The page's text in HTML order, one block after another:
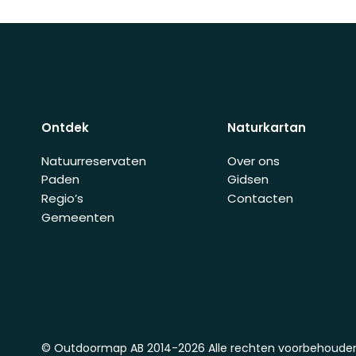
Ontdek
Natuurreservaten
Paden
Regio’s
Gemeenten
Naturkartan
Over ons
Gidsen
Contacten
© Outdoormap AB 2014-2026 Alle rechten